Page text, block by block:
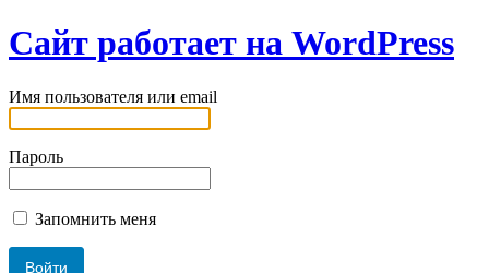
Сайт работает на WordPress
Имя пользователя или email
Пароль
Запомнить меня